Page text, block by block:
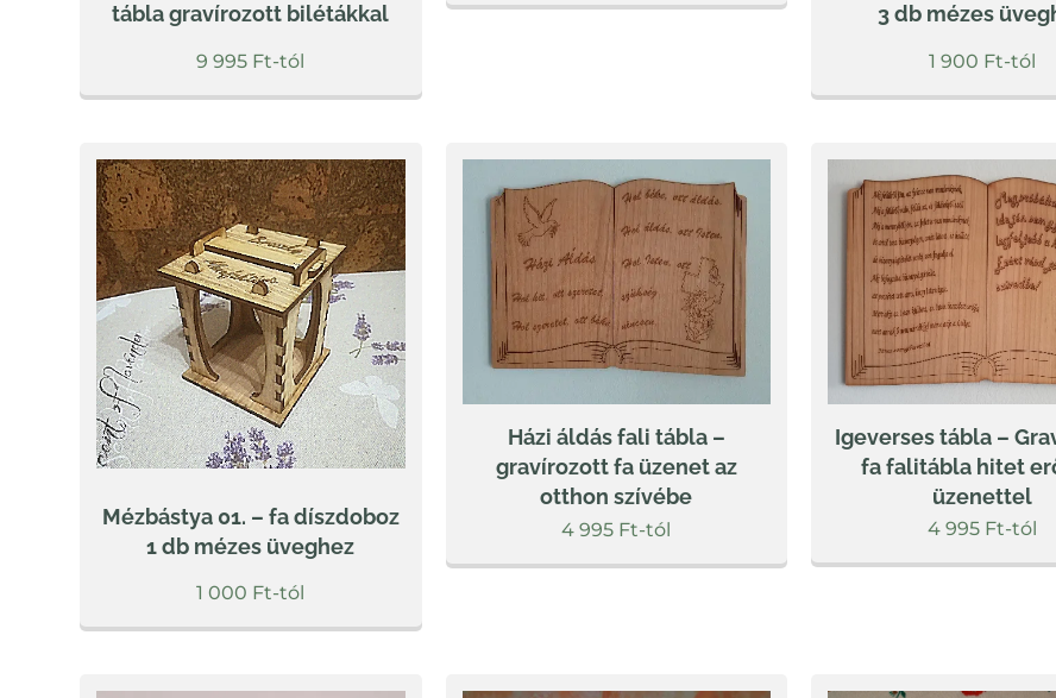
tábla gravírozott bilétákkal
9 995 Ft-tól
3 db mézes
1 900 Ft-tól
Mézbástya 01. – fa díszdoboz
1 db mézes üveghez
1 000 Ft-tól
Házi áldás fali tábla –
gravírozott fa üzenet az
otthon szívébe
4 995 Ft-tól
Igeverses tábla –
fa falitábla hitet
üzenettel
4 995Ft-tól